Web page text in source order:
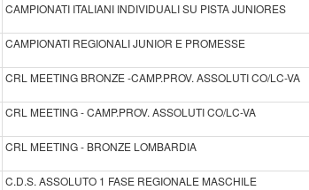
CAMPIONATI ITALIANI INDIVIDUALI SU PISTA JUNIORES
CAMPIONATI REGIONALI JUNIOR E PROMESSE
CRL MEETING BRONZE -CAMP.PROV. ASSOLUTI CO/LC-VA
CRL MEETING - CAMP.PROV. ASSOLUTI CO/LC-VA
CRL MEETING - BRONZE LOMBARDIA
C.D.S. ASSOLUTO 1 FASE REGIONALE MASCHILE